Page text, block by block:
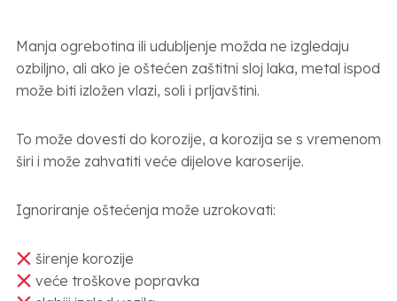
Manja ogrebotina ili udubljenje možda ne izgledaju
ozbiljno, ali ako je oštećen zaštitni sloj laka, metal ispod
može biti izložen vlazi, soli i prljavštini.
To može dovesti do korozije, a korozija se s vremenom
širi i može zahvatiti veće dijelove karoserije.
Ignoriranje oštećenja može uzrokovati:
širenje korozije
veće troškove popravka